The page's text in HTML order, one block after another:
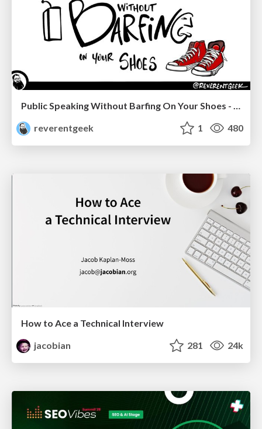
reverentgeek
1 480
How to Ace a Technical Interview
jacobian
281 24k